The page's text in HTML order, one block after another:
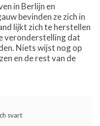
in Berlijn en
bevinden ze zich in
lijkt zich te herstellen
veronderstelling dat
Niets wijst nog op
en de rest van de
svart